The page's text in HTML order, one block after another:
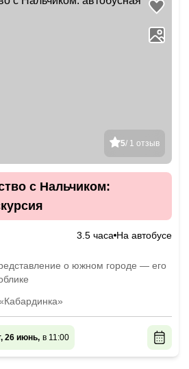
5/ 1 отзыв
с Нальчиком:
3.5 часа На автобусе
о южном городе — его
26 июнь, в 11:00